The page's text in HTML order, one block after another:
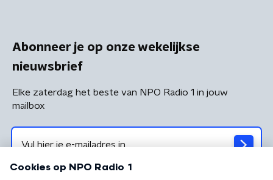
Abonneer je op onze wekelijkse
nieuwsbrief
Elke zaterdag het beste van NPO Radio 1 in jouw
mailbox